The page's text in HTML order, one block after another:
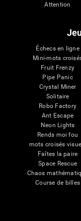
Attention
Échecs en ligne
Mini-mots
Fruit Frenzy
Pipe Panic
Crystal Miner
Solitaire
Robo Factory
Ant Escape
Neon Lights
Rends moi fou
mots croisés
Faîtes la paire
Space Rescue
Chaos
Course de billes